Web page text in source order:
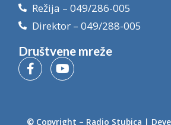
Režija – 049/286-005
Direktor – 049/288-005
Društvene mreže
© Copyright – Radio Stubica |